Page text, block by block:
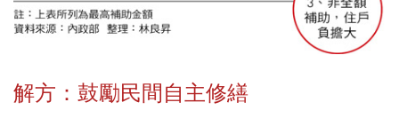
解方：鼓勵民間自主修繕